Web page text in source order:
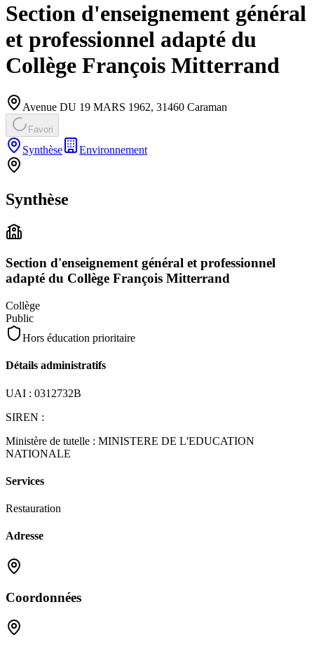
Section d'enseignement général
et professionnel adapté du
Collège François Mitterrand
Avenue DU 19 MARS 1962, 31460 Caraman
Favori
Synthèse Environnement
Synthèse
Section d'enseignement général et professionnel
adapté du Collège François Mitterrand
Collège
Public
Hors éducation prioritaire
Détails administratifs
UAI : 0312732B
SIREN :
Ministère de tutelle : MINISTERE DE L'EDUCATION
NATIONALE
Services
Restauration
Adresse
Coordonnées